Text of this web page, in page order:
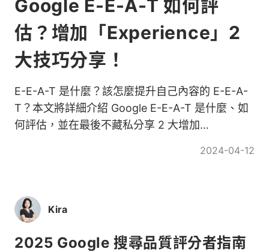
Google E-E-A-T 如何評
估？增加「Experience」2
大技巧分享！
E-E-A-T 是什麼？該怎麼提升自己內容的 E-E-A-
T？本文將詳細介紹 Google E-E-A-T 是什麼、如
何評估，並在最後不藏私分享 2 大增加
2024-04-12
Kira
2025 Google 搜尋品質評分者指南